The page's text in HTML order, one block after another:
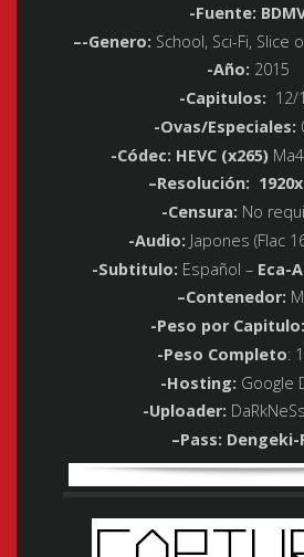
-Fuente:
–-Genero: School, Sci-Fi, Slice
-Año: 2015
-Capitulos: 12/
-Ovas/Especiales:
-Códec: HEVC (x265)
–Resolución:
-Censura: No
-Audio: Japones (Flac
-Subtitulo: Español – Eca-
–Contenedor:
-Peso por Capitulo:
-Peso Completo:
-Hosting: Google
-Uploader:
–Pass: Dengeki-